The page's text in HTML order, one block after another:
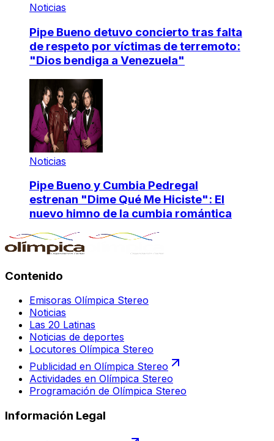
Noticias
Pipe Bueno detuvo concierto tras falta
de respeto por víctimas de terremoto:
"Dios bendiga a Venezuela"
Noticias
Pipe Bueno y Cumbia Pedregal
estrenan "Dime Qué Me Hiciste": El
nuevo himno de la cumbia romántica
Contenido
Emisoras Olímpica Stereo
Noticias
Las 20 Latinas
Noticias de deportes
Locutores Olímpica Stereo
Publicidad en Olímpica Stereo
Actividades en Olímpica Stereo
Programación de Olímpica Stereo
Información Legal